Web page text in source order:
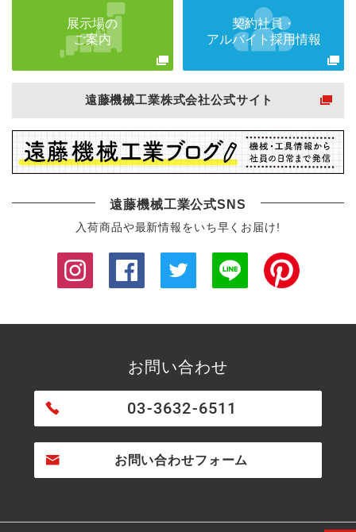
展示場の
ご案内
契約社員・
アルバイト採用情報
遠藤機械工業株式会社公式サイト
遠藤機械工業公式SNS
入荷商品や最新情報をいち早くお届け!
お問い合わせ
03-3632-6511
お問い合わせフォーム